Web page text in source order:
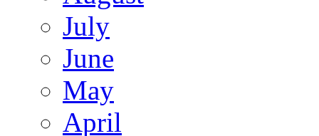
July
June
May
April